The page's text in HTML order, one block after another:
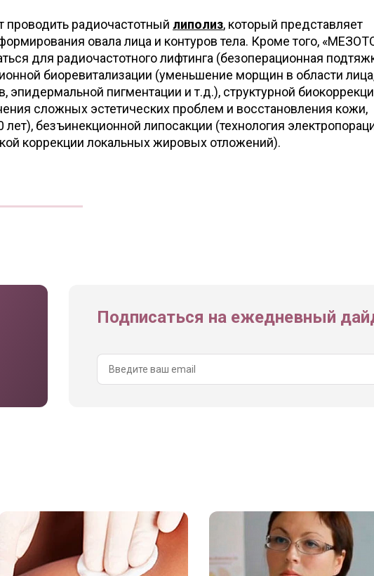
проводить радиочастотный липолиз, который представляет
овала лица и контуров тела. Кроме того,
для радиочастотного лифтинга (безоперационная
биоревитализации (уменьшение морщин в области
эпидермальной пигментации и т.д.), структурной
сложных эстетических проблем и восстановления кожи,
лет), безъинекционной липосакции (технология
коррекции локальных жировых отложений).
Подписаться на ежедневный